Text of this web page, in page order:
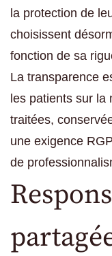
la protection de
choisissent
fonction de sa
La transparence
les patients sur
traitées,
une exigence
de